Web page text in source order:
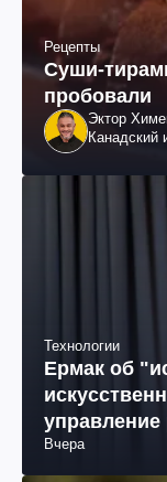
Рецепты
Суши-
пробовали
Эктор
Канадский
Технологии
Ермак об
управление
Вчера